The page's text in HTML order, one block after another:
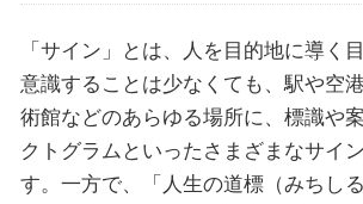
「サイン」とは、人を目的地に導く
意識することは少なくても、駅や空
術館などのあらゆる場所に、標識や
クトグラムといったさまざまなサイ
す。一方で、「人生の道標（みちし